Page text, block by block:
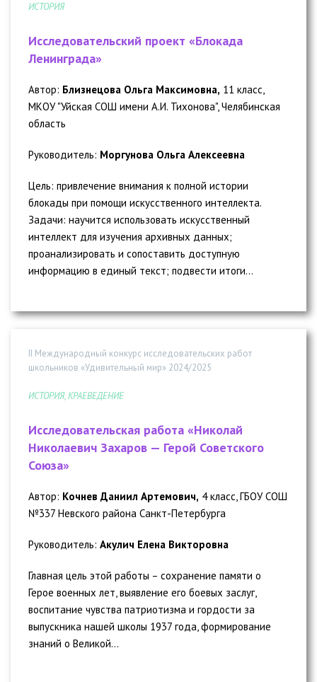
ИСТОРИЯ
Исследовательский проект «Блокада
Ленинграда»
Автор: Близнецова Ольга Максимовна, 11 класс,
МКОУ "Уйская СОШ имени А.И. Тихонова", Челябинская
область
Руководитель: Моргунова Ольга Алексеевна
Цель: привлечение внимания к полной истории
блокады при помощи искусственного интеллекта.
Задачи: научится использовать искусственный
интеллект для изучения архивных данных;
проанализировать и сопоставить доступную
информацию в единый текст; подвести итоги...
II Международный конкурс исследовательских работ
школьников «Удивительный мир» 2024/2025
ИСТОРИЯ, КРАЕВЕДЕНИЕ
Исследовательская работа «Николай
Николаевич Захаров — Герой Советского
Союза»
Автор: Кочнев Даниил Артемович, 4 класс, ГБОУ СОШ
№337 Невского района Санкт-Петербурга
Руководитель: Акулич Елена Викторовна
Главная цель этой работы – сохранение памяти о
Герое военных лет, выявление его боевых заслуг,
воспитание чувства патриотизма и гордости за
выпускника нашей школы 1937 года, формирование
знаний о Великой...